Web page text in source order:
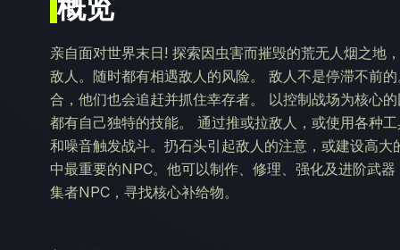
概览
亲自面对世界末日! 探索因虫害而摧毁的荒无人烟之地
敌人。随时都有相遇敌人的风险。 敌人不是停滞不前
合，他们也会追赶并抓住幸存者。 以控制战场为核心
都有自己独特的技能。 通过推或拉敌人，或使用各种
和噪音触发战斗。扔石头引起敌人的注意，或建设高
中最重要的NPC。他可以制作、修理、强化及进阶武
集者NPC，寻找核心补给物。